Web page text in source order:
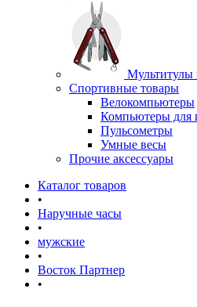
Спортивные товары
Велокомпьютеры
Компьютеры для
Пульсометры
Умные весы
Прочие аксессуары
Каталог товаров
•
Наручные часы
•
мужские
•
Восток Партнер
•